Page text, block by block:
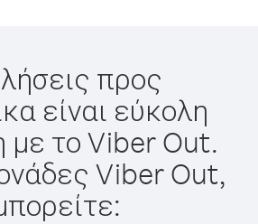
προς
είναι εύκολη
με το Viber Out.
Viber Out,